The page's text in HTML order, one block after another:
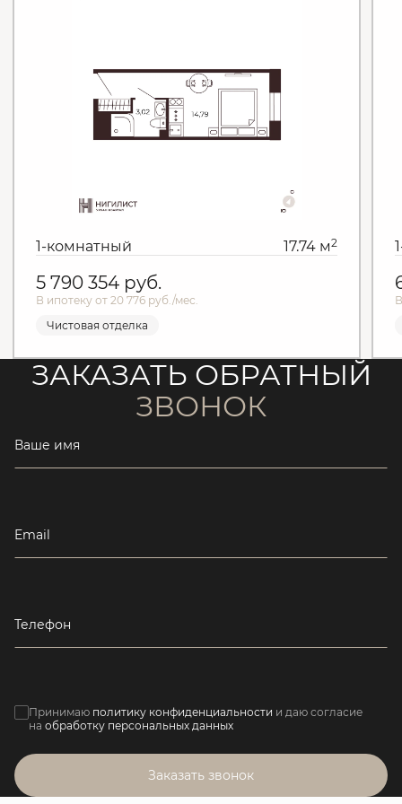
1-комнатный 17.74 м2
5 790 354 руб.
В ипотеку от 20 776 руб./мес.
Чистовая отделка
ЗАКАЗАТЬ ОБРАТНЫЙ
ЗВОНОК
Ваше имя
Email
Телефон
Принимаю политику конфиденциальности и даю согласие
на обработку персональных данных
Заказать звонок